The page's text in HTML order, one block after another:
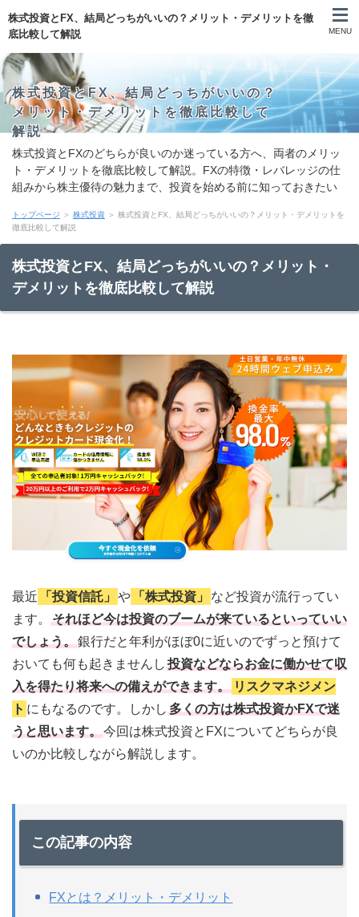
株式投資とFX、結局どっちがいいの？メリット・デメリットを徹
底比較して解説
MENU
株式投資とFX、結局どっちがいいの？
メリット・デメリットを徹底比較して
解説
株式投資とFXのどちらが良いのか迷っている方へ、両者のメリッ
ト・デメリットを徹底比較して解説。FXの特徴・レバレッジの仕
組みから株主優待の魅力まで、投資を始める前に知っておきたい
トップページ ＞ 株式投資 ＞ 株式投資とFX、結局どっちがいいの？メリット・デメリットを
徹底比較して解説
株式投資とFX、結局どっちがいいの？メリット・
デメリットを徹底比較して解説
最近 「投資信託」 や 「株式投資」
など投資が流行ってい
ます。
それほど今は投資のブームが来ているといっていい
でしょう。銀行だと年利がほぼ0に近いのでずっと預けて
おいても何も起きませんし 投資などならお金に働かせて収
入を得たり将来への備えができます。 リスクマネジメン
ト にもなるのです。しかし 多くの方は株式投資かFXで迷
うと思います。今回は株式投資とFXについてどちらが良
いのか比較しながら解説します。
この記事の内容
FXとは？メリット・デメリット